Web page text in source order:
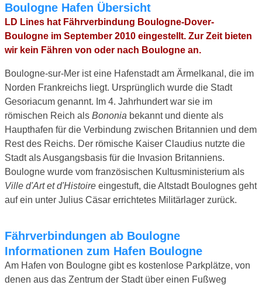
Boulogne Hafen Übersicht
LD Lines hat Fährverbindung Boulogne-Dover-
Boulogne im September 2010 eingestellt. Zur Zeit bieten
wir kein Fähren von oder nach Boulogne an.
Boulogne-sur-Mer ist eine Hafenstadt am Ärmelkanal, die im
Norden Frankreichs liegt. Ursprünglich wurde die Stadt
Gesoriacum genannt. Im 4. Jahrhundert war sie im
römischen Reich als Bononia bekannt und diente als
Haupthafen für die Verbindung zwischen Britannien und dem
Rest des Reichs. Der römische Kaiser Claudius nutzte die
Stadt als Ausgangsbasis für die Invasion Britanniens.
Boulogne wurde vom französischen Kultusministerium als
Ville d'Art et d'Histoire eingestuft, die Altstadt Boulognes geht
auf ein unter Julius Cäsar errichtetes Militärlager zurück.
Fährverbindungen ab Boulogne
Informationen zum Hafen Boulogne
Am Hafen von Boulogne gibt es kostenlose Parkplätze, von
denen aus das Zentrum der Stadt über einen Fußweg